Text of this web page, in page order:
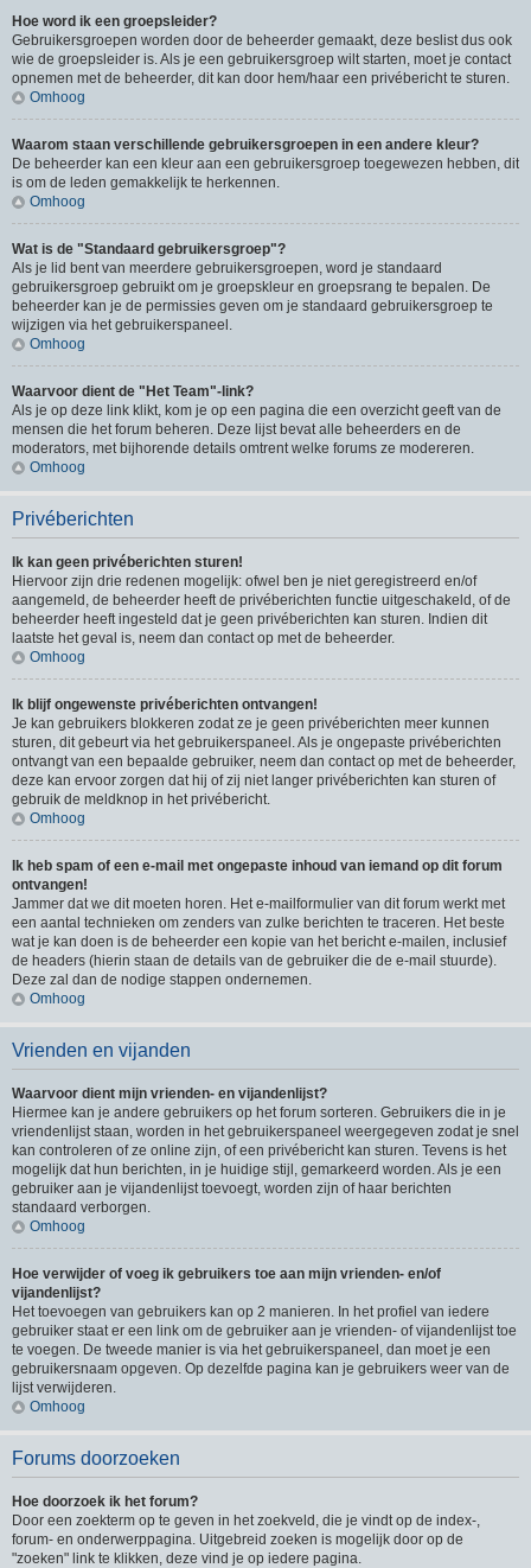
Hoe word ik een groepsleider?
Gebruikersgroepen worden door de beheerder gemaakt, deze beslist dus ook
wie de groepsleider is. Als je een gebruikersgroep wilt starten, moet je contact
opnemen met de beheerder, dit kan door hem/haar een privébericht te sturen.
Omhoog
Waarom staan verschillende gebruikersgroepen in een andere kleur?
De beheerder kan een kleur aan een gebruikersgroep toegewezen hebben, dit
is om de leden gemakkelijk te herkennen.
Omhoog
Wat is de "Standaard gebruikersgroep"?
Als je lid bent van meerdere gebruikersgroepen, word je standaard
gebruikersgroep gebruikt om je groepskleur en groepsrang te bepalen. De
beheerder kan je de permissies geven om je standaard gebruikersgroep te
wijzigen via het gebruikerspaneel.
Omhoog
Waarvoor dient de "Het Team"-link?
Als je op deze link klikt, kom je op een pagina die een overzicht geeft van de
mensen die het forum beheren. Deze lijst bevat alle beheerders en de
moderators, met bijhorende details omtrent welke forums ze modereren.
Omhoog
Privéberichten
Ik kan geen privéberichten sturen!
Hiervoor zijn drie redenen mogelijk: ofwel ben je niet geregistreerd en/of
aangemeld, de beheerder heeft de privéberichten functie uitgeschakeld, of de
beheerder heeft ingesteld dat je geen privéberichten kan sturen. Indien dit
laatste het geval is, neem dan contact op met de beheerder.
Omhoog
Ik blijf ongewenste privéberichten ontvangen!
Je kan gebruikers blokkeren zodat ze je geen privéberichten meer kunnen
sturen, dit gebeurt via het gebruikerspaneel. Als je ongepaste privéberichten
ontvangt van een bepaalde gebruiker, neem dan contact op met de beheerder,
deze kan ervoor zorgen dat hij of zij niet langer privéberichten kan sturen of
gebruik de meldknop in het privébericht.
Omhoog
Ik heb spam of een e-mail met ongepaste inhoud van iemand op dit forum
ontvangen!
Jammer dat we dit moeten horen. Het e-mailformulier van dit forum werkt met
een aantal technieken om zenders van zulke berichten te traceren. Het beste
wat je kan doen is de beheerder een kopie van het bericht e-mailen, inclusief
de headers (hierin staan de details van de gebruiker die de e-mail stuurde).
Deze zal dan de nodige stappen ondernemen.
Omhoog
Vrienden en vijanden
Waarvoor dient mijn vrienden- en vijandenlijst?
Hiermee kan je andere gebruikers op het forum sorteren. Gebruikers die in je
vriendenlijst staan, worden in het gebruikerspaneel weergegeven zodat je snel
kan controleren of ze online zijn, of een privébericht kan sturen. Tevens is het
mogelijk dat hun berichten, in je huidige stijl, gemarkeerd worden. Als je een
gebruiker aan je vijandenlijst toevoegt, worden zijn of haar berichten
standaard verborgen.
Omhoog
Hoe verwijder of voeg ik gebruikers toe aan mijn vrienden- en/of
vijandenlijst?
Het toevoegen van gebruikers kan op 2 manieren. In het profiel van iedere
gebruiker staat er een link om de gebruiker aan je vrienden- of vijandenlijst toe
te voegen. De tweede manier is via het gebruikerspaneel, dan moet je een
gebruikersnaam opgeven. Op dezelfde pagina kan je gebruikers weer van de
lijst verwijderen.
Omhoog
Forums doorzoeken
Hoe doorzoek ik het forum?
Door een zoekterm op te geven in het zoekveld, die je vindt op de index-,
forum- en onderwerppagina. Uitgebreid zoeken is mogelijk door op de
"zoeken" link te klikken, deze vind je op iedere pagina.